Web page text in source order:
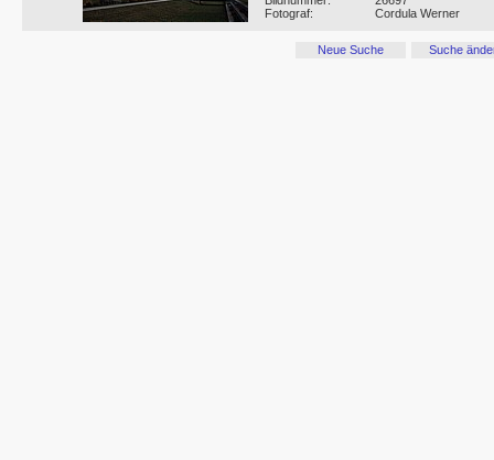
Fotograf:
Cordula Werner
Neue Suche Suche